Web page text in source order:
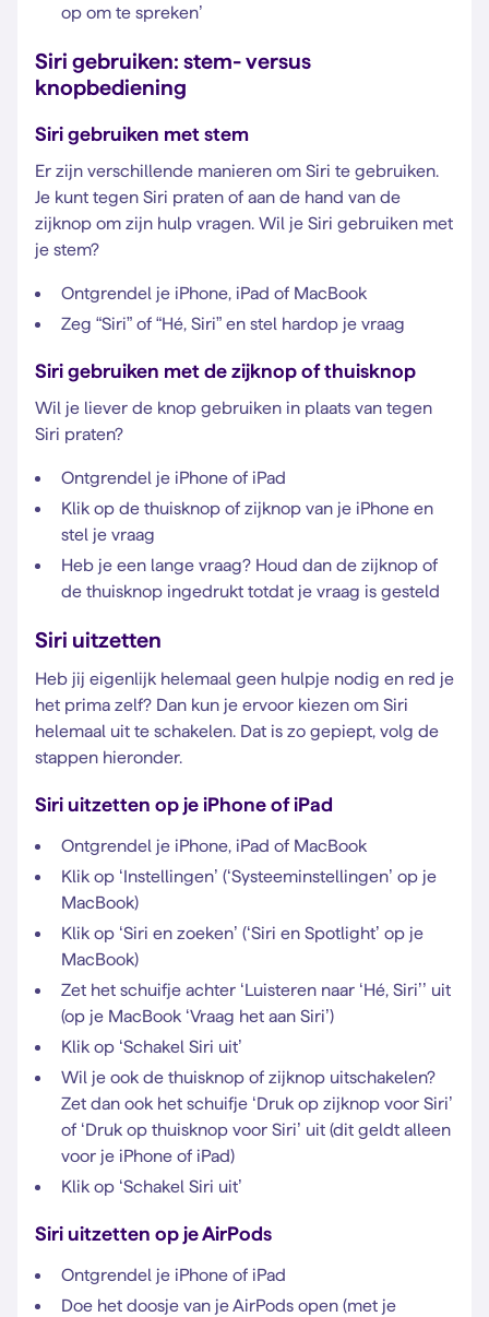
op om te spreken’
Siri gebruiken: stem- versus
knopbediening
Siri gebruiken met stem
Er zijn verschillende manieren om Siri te gebruiken.
Je kunt tegen Siri praten of aan de hand van de
zijknop om zijn hulp vragen. Wil je Siri gebruiken met
je stem?
Ontgrendel je iPhone, iPad of MacBook
Zeg “Siri” of “Hé, Siri” en stel hardop je vraag
Siri gebruiken met de zijknop of thuisknop
Wil je liever de knop gebruiken in plaats van tegen
Siri praten?
Ontgrendel je iPhone of iPad
Klik op de thuisknop of zijknop van je iPhone en
stel je vraag
Heb je een lange vraag? Houd dan de zijknop of
de thuisknop ingedrukt totdat je vraag is gesteld
Siri uitzetten
Heb jij eigenlijk helemaal geen hulpje nodig en red je
het prima zelf? Dan kun je ervoor kiezen om Siri
helemaal uit te schakelen. Dat is zo gepiept, volg de
stappen hieronder.
Siri uitzetten op je iPhone of iPad
Ontgrendel je iPhone, iPad of MacBook
Klik op ‘Instellingen’ (‘Systeeminstellingen’ op je
MacBook)
Klik op ‘Siri en zoeken’ (‘Siri en Spotlight’ op je
MacBook)
Zet het schuifje achter ‘Luisteren naar ‘Hé, Siri’’ uit
(op je MacBook ‘Vraag het aan Siri’)
Klik op ‘Schakel Siri uit’
Wil je ook de thuisknop of zijknop uitschakelen?
Zet dan ook het schuifje ‘Druk op zijknop voor Siri’
of ‘Druk op thuisknop voor Siri’ uit (dit geldt alleen
voor je iPhone of iPad)
Klik op ‘Schakel Siri uit’
Siri uitzetten op je AirPods
Ontgrendel je iPhone of iPad
Doe het doosje van je AirPods open (met je